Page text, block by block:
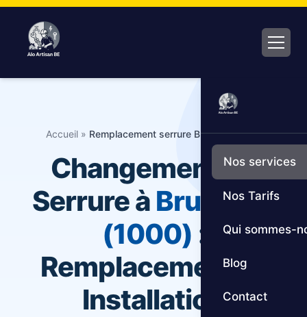
Aller
contenu
Nos services
Nos Tarifs
Qui sommes-
Blog
Contact
Accueil » Remplacement serrure Bruxelles 1000
Changement de
Serrure à Bruxelles
(1000) :
Remplacement et
Installation